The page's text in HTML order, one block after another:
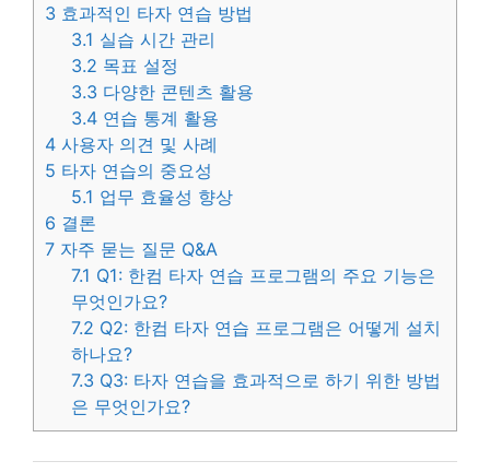
3 효과적인 타자 연습 방법
3.1 실습 시간 관리
3.2 목표 설정
3.3 다양한 콘텐츠 활용
3.4 연습 통계 활용
4 사용자 의견 및 사례
5 타자 연습의 중요성
5.1 업무 효율성 향상
6 결론
7 자주 묻는 질문 Q&A
7.1 Q1: 한컴 타자 연습 프로그램의 주요 기능은
무엇인가요?
7.2 Q2: 한컴 타자 연습 프로그램은 어떻게 설치
하나요?
7.3 Q3: 타자 연습을 효과적으로 하기 위한 방법
은 무엇인가요?